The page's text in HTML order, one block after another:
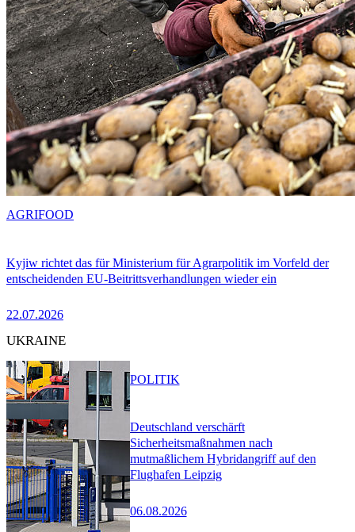
Kyjiw richtet das für Ministerium für Agrarpolitik im Vorfeld der
entscheidenden EU-Beitrittsverhandlungen wieder ein
22.07.2026
AGRIFOOD
UKRAINE
Deutschland verschärft
Sicherheitsmaßnahmen nach
mutmaßlichem Hybridangriff auf den
Flughafen Leipzig
06.08.2026
POLITIK